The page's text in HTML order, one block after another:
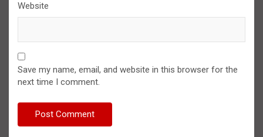
Website
Save my name, email, and website in this browser for the
next time I comment.